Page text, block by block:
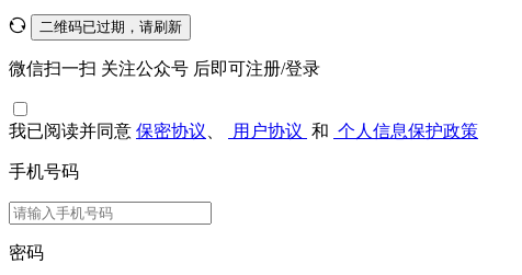
二维码已过期，请刷新
微信扫一扫 关注公众号 后即可注册/登录
我已阅读并同意 保密协议 用户协议 和 个人信息保护政策
手机号码
密码